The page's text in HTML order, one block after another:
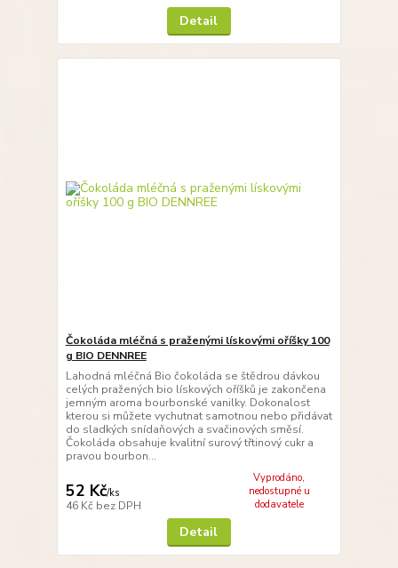
Detail
Čokoláda mléčná s praženými lískovými oříšky 100
g BIO DENNREE
Lahodná mléčná Bio čokoláda se štědrou dávkou
celých pražených bio lískových oříšků je zakončena
jemným aroma bourbonské vanilky. Dokonalost
kterou si můžete vychutnat samotnou nebo přidávat
do sladkých snídaňových a svačinových směsí.
Čokoláda obsahuje kvalitní surový třtinový cukr a
pravou bourbon...
52 Kč/ks
46 Kč bez DPH
Vyprodáno,
nedostupné u
dodavatele
Detail